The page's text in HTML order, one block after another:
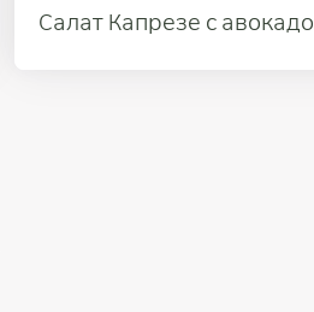
Салат Капрезе с авокадо